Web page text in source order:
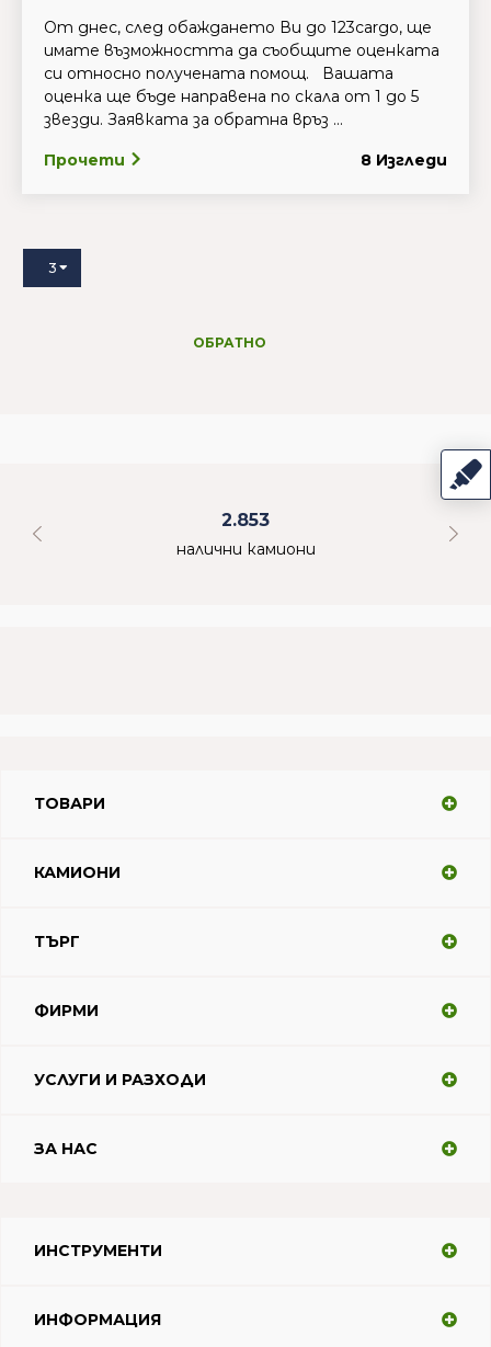
От днес, след обаждането Ви до 123cargo, ще
имате възможността да съобщите оценката
си относно получената помощ. Вашата
оценка ще бъде направена по скала от 1 до 5
звезди. Заявката за обратна връз ...
Прочети 8 Изгледи
3
ОБРАТНО
2.853
налични камиони
ТОВАРИ
КАМИОНИ
ТЪРГ
ФИРМИ
УСЛУГИ И РАЗХОДИ
ЗА НАС
ИНСТРУМЕНТИ
ИНФОРМАЦИЯ